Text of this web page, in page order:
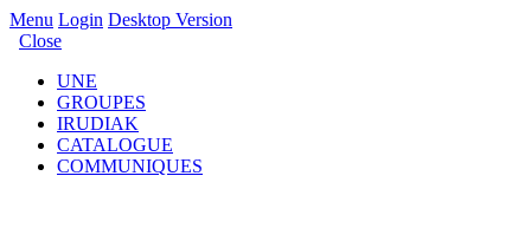
Menu Login Desktop Version
Close
UNE
GROUPES
IRUDIAK
CATALOGUE
COMMUNIQUES